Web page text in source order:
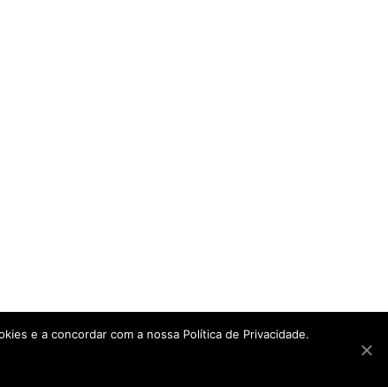
e a concordar com a nossa Política de Privacidade.